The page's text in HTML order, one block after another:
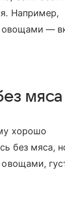
Например,
овощами —
мяса
хорошо
без мяса,